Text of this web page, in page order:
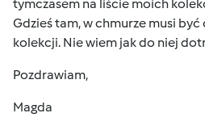
tymczasem na liście moich
Gdzieś tam, w chmurze musi być
kolekcji. Nie wiem jak do niej
Pozdrawiam,
Magda